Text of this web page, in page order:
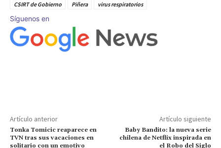
CSIRT de Gobierno Piñera virus respiratorios
Síguenos en
Artículo anterior
Tonka Tomicic reaparece en
TVN tras sus vacaciones en
solitario con un emotivo
Artículo siguiente
Baby Bandito: la nueva serie
chilena de Netflix inspirada en
el Robo del Siglo